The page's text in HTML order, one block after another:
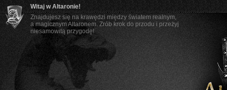
Witaj w Altaronie!
Znajdujesz się na krawędzi między światem realnym,
a magicznym Altaronem. Zrób krok do przodu i przeżyj
niesamowitą przygodę!